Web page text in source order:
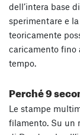
dell’intera base
sperimentare e
teoricamente
caricamento fino
tempo.
Perché 9
Le stampe
filamento. Su un